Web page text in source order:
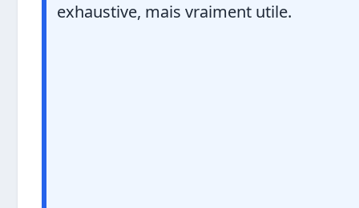
exhaustive, mais vraiment utile.